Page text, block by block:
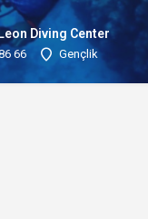
Diving Center
66 Gençlik